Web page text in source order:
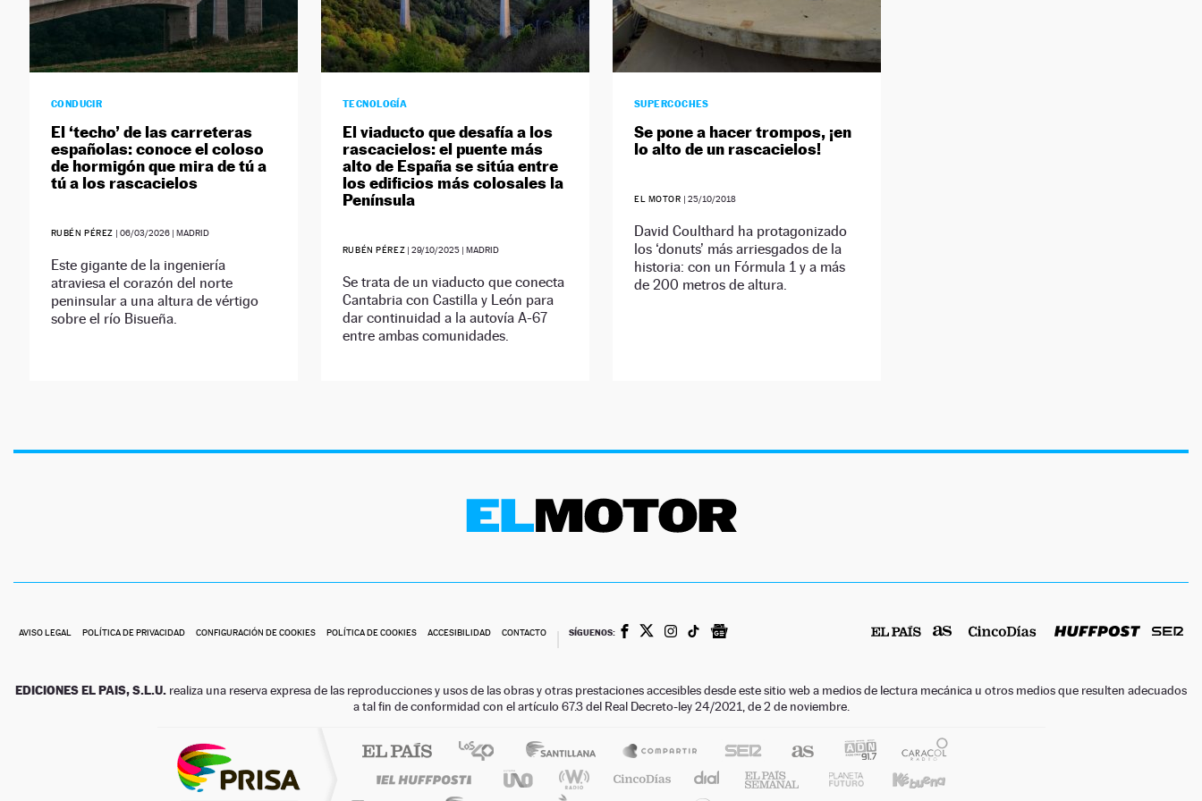
CONDUCIR
El ‘techo’ de las carreteras
españolas: conoce el coloso
de hormigón que mira de tú a
tú a los rascacielos
RUBÉN PÉREZ |06/03/2026 | MADRID
Este gigante de la ingeniería
atraviesa el corazón del norte
peninsular a una altura de vértigo
sobre el río Bisueña.
TECNOLOGÍA
El viaducto que desafía a los
rascacielos: el puente más
alto de España se sitúa entre
los edificios más colosales la
Península
RUBÉN PÉREZ |29/10/2025 | MADRID
Se trata de un viaducto que conecta
Cantabria con Castilla y León para
dar continuidad a la autovía A-67
entre ambas comunidades.
SUPERCOCHES
Se pone a hacer trompos, ¡en
lo alto de un rascacielos!
EL MOTOR | 25/10/2018
David Coulthard ha protagonizado
los ‘donuts’ más arriesgados de la
historia: con un Fórmula 1 y a más
de 200 metros de altura.
AVISO LEGAL POLÍTICA DE PRIVACIDAD CONFIGURACIÓN DE COOKIES POLÍTICA DE COOKIES ACCESIBILIDAD CONTACTO SÍGUENOS:
EDICIONES EL PAIS, S.L.U. realiza una reserva expresa de las reproducciones y usos de las obras y otras prestaciones accesibles desde este sitio web a medios de lectura mecánica u otros medios que resulten adecuados
a tal fin de conformidad con el artículo 67.3 del Real Decreto-ley 24/2021, de 2 de noviembre.